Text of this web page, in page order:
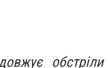
обстріли